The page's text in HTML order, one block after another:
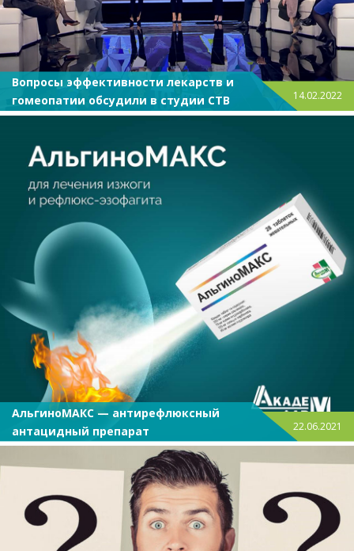
Вопросы эффективности лекарств и
гомеопатии обсудили в студии СТВ
14.02.2022
АльгиноМАКС — антирефлюксный
антацидный препарат
22.06.2021